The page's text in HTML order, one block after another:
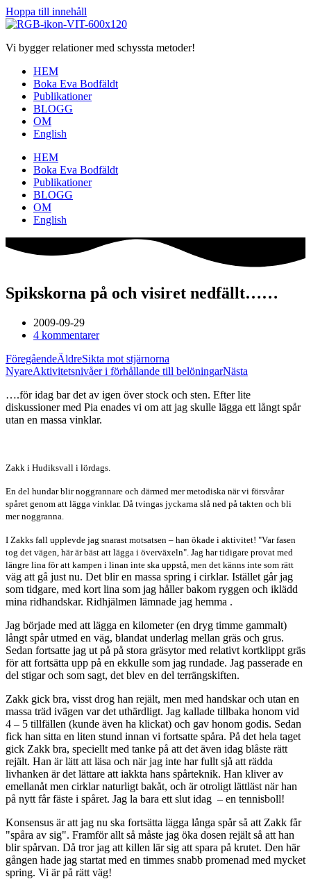
Hoppa till innehåll
Vi bygger relationer med schyssta metoder!
HEM
Boka Eva Bodfäldt
Publikationer
BLOGG
OM
English
HEM
Boka Eva Bodfäldt
Publikationer
BLOGG
OM
English
Spikskorna på och visiret nedfällt……
2009-09-29
4 kommentarer
FöregåendeÄldreSikta mot stjärnorna
NyareAktivitetsnivåer i förhållande till belöningarNästa
….för idag bar det av igen över stock och sten. Efter lite
diskussioner med Pia enades vi om att jag skulle lägga ett långt spår
utan en massa vinklar.
Zakk i Hudiksvall i lördags.
En del hundar blir noggrannare och därmed mer metodiska när vi försvårar
spåret genom att lägga vinklar. Då tvingas jyckarna slå ned på takten och bli
mer noggranna.
I Zakks fall upplevde jag snarast motsatsen – han ökade i aktivitet! "Var fasen
tog det vägen, här är bäst att lägga i överväxeln". Jag har tidigare provat med
längre lina för att kampen i linan inte ska uppstå, men det känns inte som rätt
väg att gå just nu. Det blir en massa spring i cirklar. Istället går jag
som tidgare, med kort lina som jag håller bakom ryggen och iklädd
mina ridhandskar. Ridhjälmen lämnade jag hemma .
Jag började med att lägga en kilometer (en dryg timme gammalt)
långt spår utmed en väg, blandat underlag mellan gräs och grus.
Sedan fortsatte jag ut på på stora gräsytor med relativt kortklippt gräs
för att fortsätta upp på en ekkulle som jag rundade. Jag passerade en
del stigar och som sagt, det blev en del terrängskiften.
Zakk gick bra, visst drog han rejält, men med handskar och utan en
massa träd ivägen var det uthärdligt. Jag kallade tillbaka honom vid
4 – 5 tillfällen (kunde även ha klickat) och gav honom godis. Sedan
fick han sitta en liten stund innan vi fortsatte spåra. På det hela taget
gick Zakk bra, speciellt med tanke på att det även idag blåste rätt
rejält. Han är lätt att läsa och när jag inte har fullt sjå att rädda
livhanken är det lättare att iakkta hans spårteknik. Han kliver av
emellanåt men cirklar naturligt bakåt, och är otroligt lättläst när han
på nytt får fäste i spåret. Jag la bara ett slut idag – en tennisboll!
Konsensus är att jag nu ska fortsätta lägga långa spår så att Zakk får
"spåra av sig". Framför allt så måste jag öka dosen rejält så att han
blir spårvan. Då tror jag att killen lär sig att spara på krutet. Den här
gången hade jag startat med en timmes snabb promenad med mycket
spring. Vi är på rätt väg!